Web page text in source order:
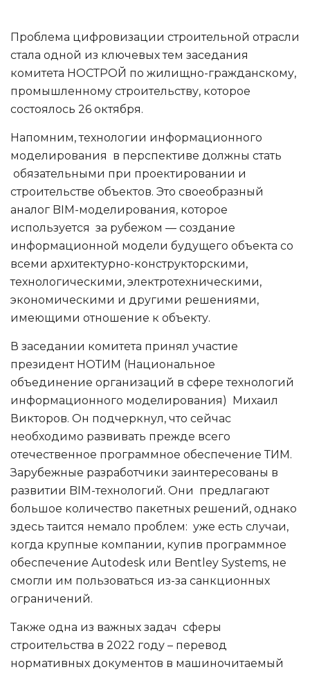
Проблема цифровизации строительной отрасли
стала одной из ключевых тем заседания
комитета НОСТРОЙ по жилищно-гражданскому,
промышленному строительству, которое
состоялось 26 октября.
Напомним, технологии информационного
моделирования в перспективе должны стать
обязательными при проектировании и
строительстве объектов. Это своеобразный
аналог BIM-моделирования, которое
используется за рубежом — создание
информационной модели будущего объекта со
всеми архитектурно-конструкторскими,
технологическими, электротехническими,
экономическими и другими решениями,
имеющими отношение к объекту.
В заседании комитета принял участие
президент НОТИМ (Национальное
объединение организаций в сфере технологий
информационного моделирования) Михаил
Викторов. Он подчеркнул, что сейчас
необходимо развивать прежде всего
отечественное программное обеспечение ТИМ.
Зарубежные разработчики заинтересованы в
развитии BIM-технологий. Они предлагают
большое количество пакетных решений, однако
здесь таится немало проблем: уже есть случаи,
когда крупные компании, купив программное
обеспечение Autodesk или Bentley Systems, не
смогли им пользоваться из-за санкционных
ограничений.
Также одна из важных задач сферы
строительства в 2022 году – перевод
нормативных документов в машиночитаемый